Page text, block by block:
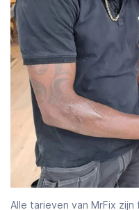
Alle tarieven van MrFix